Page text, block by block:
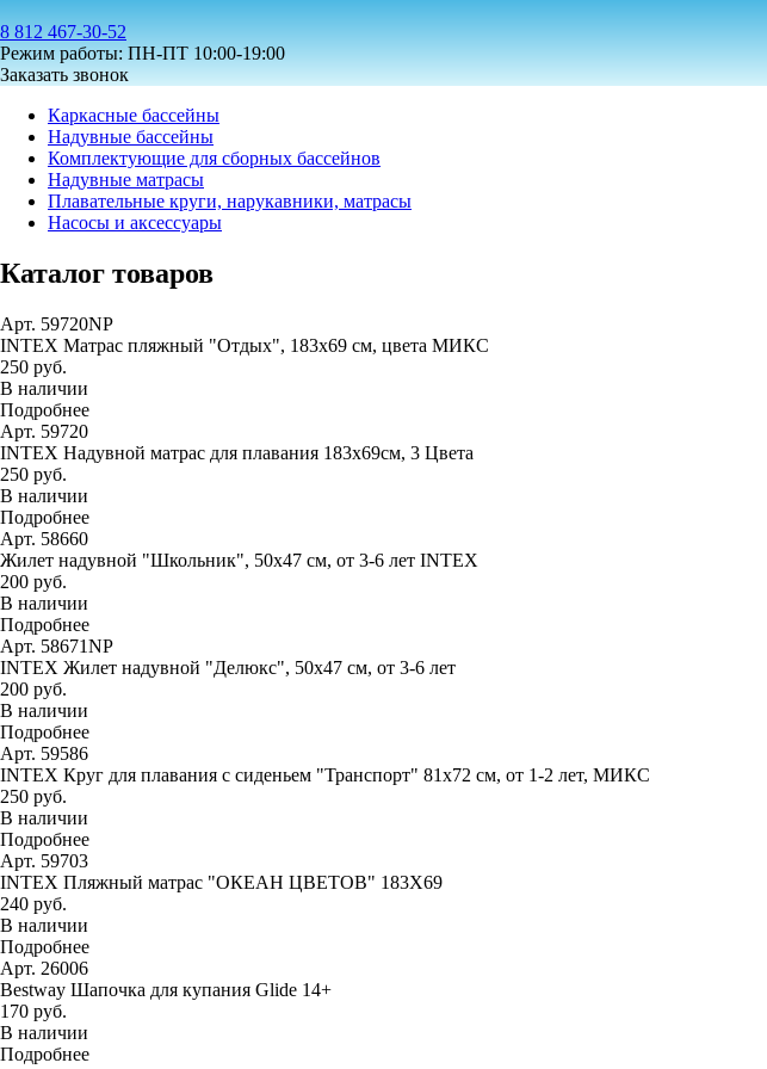
8 812 467-30-52
Режим работы: ПН-ПТ 10:00-19:00
Заказать звонок
Каркасные бассейны
Надувные бассейны
Комплектующие для сборных бассейнов
Надувные матрасы
Плавательные круги, нарукавники, матрасы
Насосы и аксессуары
Каталог товаров
Арт. 59720NP
INTEX Матрас пляжный "Отдых", 183х69 см, цвета МИКС
250 руб.
В наличии
Подробнее
Арт. 59720
INTEX Надувной матрас для плавания 183х69см, 3 Цвета
250 руб.
В наличии
Подробнее
Арт. 58660
Жилет надувной "Школьник", 50х47 см, от 3-6 лет INTEX
200 руб.
В наличии
Подробнее
Арт. 58671NP
INTEX Жилет надувной "Делюкс", 50х47 см, от 3-6 лет
200 руб.
В наличии
Подробнее
Арт. 59586
INTEX Круг для плавания с сиденьем "Транспорт" 81х72 см, от 1-2 лет, МИКС
250 руб.
В наличии
Подробнее
Арт. 59703
INTEX Пляжный матрас "ОКЕАН ЦВЕТОВ" 183Х69
240 руб.
В наличии
Подробнее
Арт. 26006
Bestway Шапочка для купания Glide 14+
170 руб.
В наличии
Подробнее